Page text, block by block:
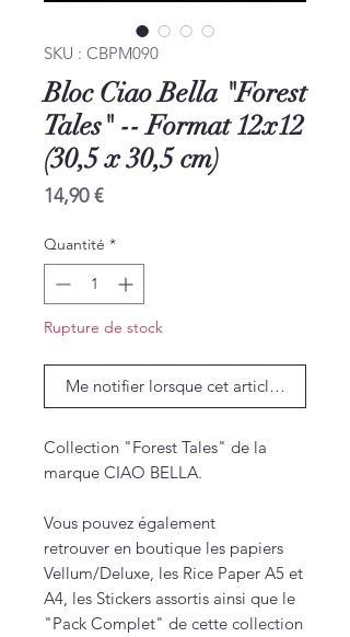
SKU : CBPM090
Bloc Ciao Bella "Forest
Tales" -- Format 12x12
(30,5 x 30,5 cm)
14,90 €Prix
Quantité *
Rupture de stock
Me notifier lorsque cet article est
Collection "Forest Tales" de la
marque CIAO BELLA.
Vous pouvez également
retrouver en boutique les papiers
Vellum/Deluxe, les Rice Paper A5 et
A4, les Stickers assortis ainsi que le
"Pack Complet" de cette collection